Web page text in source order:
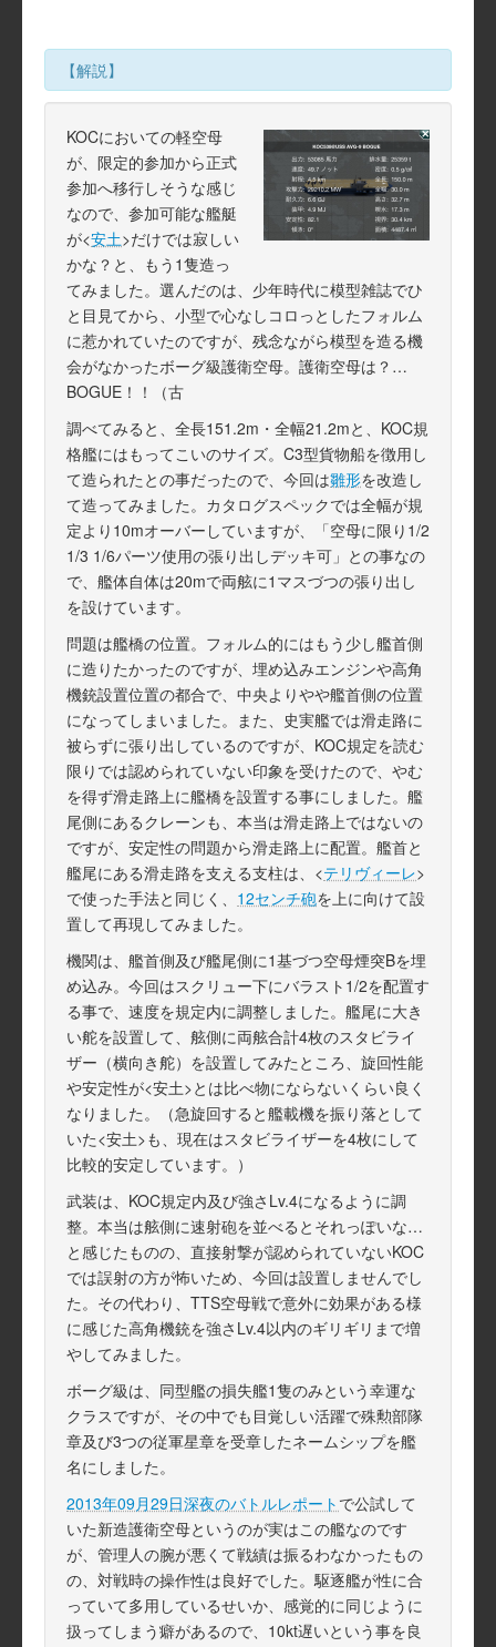
【解説】
KOCにおいての軽空母
が、限定的参加から正式
参加へ移行しそうな感じ
なので、参加可能な艦艇
が<安土>だけでは寂しい
かな？と、もう1隻造っ
てみました。選んだのは、少年時代に模型雑誌でひ
と目見てから、小型で心なしコロっとしたフォルム
に惹かれていたのですが、残念ながら模型を造る機
会がなかったボーグ級護衛空母。護衛空母は？…
BOGUE！！（古
調べてみると、全長151.2m・全幅21.2mと、KOC規
格艦にはもってこいのサイズ。C3型貨物船を徴用し
て造られたとの事だったので、今回は雛形を改造し
て造ってみました。カタログスペックでは全幅が規
定より10mオーバーしていますが、「空母に限り1/2
1/3 1/6パーツ使用の張り出しデッキ可」との事なの
で、艦体自体は20mで両舷に1マスづつの張り出し
を設けています。
問題は艦橋の位置。フォルム的にはもう少し艦首側
に造りたかったのですが、埋め込みエンジンや高角
機銃設置位置の都合で、中央よりやや艦首側の位置
になってしまいました。また、史実艦では滑走路に
被らずに張り出しているのですが、KOC規定を読む
限りでは認められていない印象を受けたので、やむ
を得ず滑走路上に艦橋を設置する事にしました。艦
尾側にあるクレーンも、本当は滑走路上ではないの
ですが、安定性の問題から滑走路上に配置。艦首と
艦尾にある滑走路を支える支柱は、<テリヴィーレ>
で使った手法と同じく、 12センチ砲を上に向けて設
置して再現してみました。
機関は、艦首側及び艦尾側に1基づつ空母煙突Bを埋
め込み。今回はスクリュー下にバラスト1/2を配置す
る事で、速度を規定内に調整しました。艦尾に大き
い舵を設置して、舷側に両舷合計4枚のスタビライ
ザー（横向き舵）を設置してみたところ、旋回性能
や安定性が<安土>とは比べ物にならないくらい良く
なりました。（急旋回すると艦載機を振り落として
いた<安土>も、現在はスタビライザーを4枚にして
比較的安定しています。）
武装は、KOC規定内及び強さLv.4になるように調
整。本当は舷側に速射砲を並べるとそれっぽいな…
と感じたものの、直接射撃が認められていないKOC
では誤射の方が怖いため、今回は設置しませんでし
た。その代わり、TTS空母戦で意外に効果がある様
に感じた高角機銃を強さLv.4以内のギリギリまで増
やしてみました。
ボーグ級は、同型艦の損失艦1隻のみという幸運な
クラスですが、その中でも目覚しい活躍で殊勲部隊
章及び3つの従軍星章を受章したネームシップを艦
名にしました。
2013年09月29日深夜のバトルレポート で公試して
いた新造護衛空母というのが実はこの艦なのです
が、管理人の腕が悪くて戦績は振るわなかったもの
の、対戦時の操作性は良好でした。駆逐艦が性に合
っていて多用しているせいか、感覚的に同じように
扱ってしまう癖があるので、10kt遅いという事を良